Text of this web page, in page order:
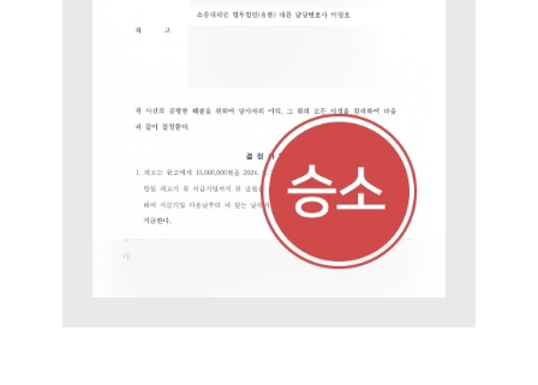
AI대륜
이혼 주요 업무사례
사례분석/최신동향
이혼 법률정보
법률지식인
이혼소송·상담후기